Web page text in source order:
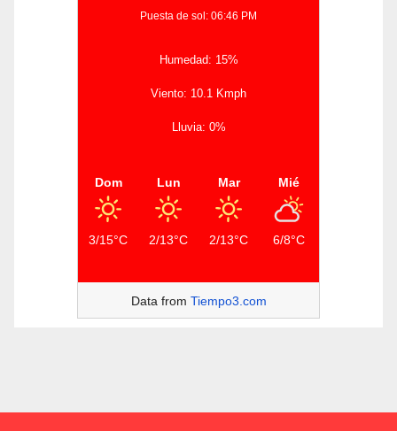
Puesta de sol: 06:46 PM
Humedad: 15%
Viento: 10.1 Kmph
Lluvia: 0%
Dom
3/15°C
Lun
2/13°C
Mar
2/13°C
Mié
6/8°C
Data from Tiempo3.com